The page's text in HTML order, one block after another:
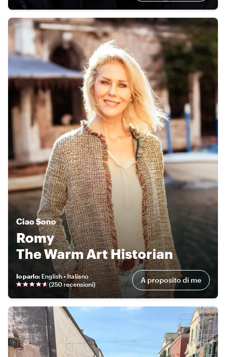
CiaoSono
Romy
The Warm Art Historian
Io parlo: English • Italiano
(250 recensioni) A proposito di me